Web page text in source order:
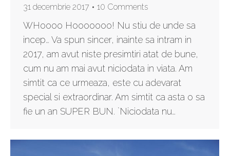
31 decembrie 2017
10 Comments
WHoooo Hooooooo! Nu stiu de unde sa
incep… Va spun sincer, inainte sa intram in
2017, am avut niste presimtiri atat de bune,
cum nu am mai avut niciodata in viata. Am
simtit ca ce urmeaza, este cu adevarat
special si extraordinar. Am simtit ca asta o sa
fie un an SUPER BUN. `Niciodata nu…